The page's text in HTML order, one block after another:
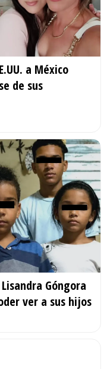
a México
de sus
Góngora
ver a sus hijos